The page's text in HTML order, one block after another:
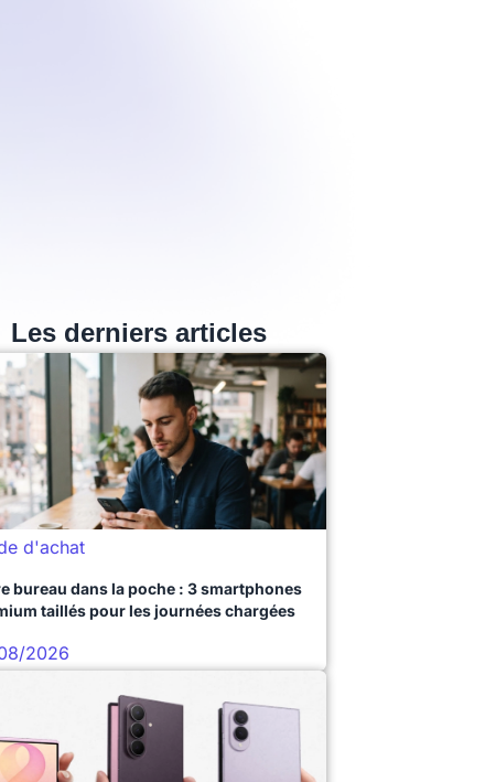
Les derniers articles
d'achat
bureau dans la poche : 3 smartphones
taillés pour les journées chargées
2026